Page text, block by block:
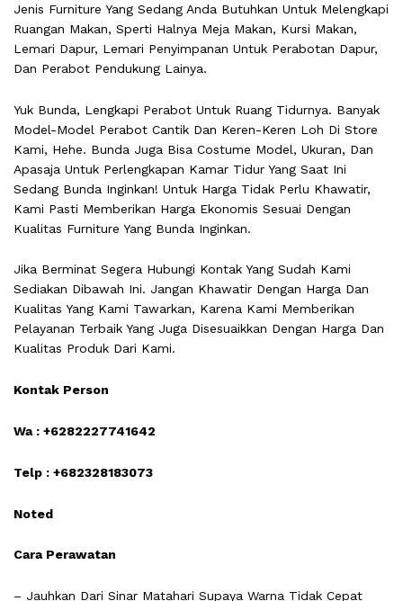
Jenis Furniture Yang Sedang Anda Butuhkan Untuk Melengkapi
Ruangan Makan, Sperti Halnya Meja Makan, Kursi Makan,
Lemari Dapur, Lemari Penyimpanan Untuk Perabotan Dapur,
Dan Perabot Pendukung Lainya.
Yuk Bunda, Lengkapi Perabot Untuk Ruang Tidurnya. Banyak
Model-Model Perabot Cantik Dan Keren-Keren Loh Di Store
Kami, Hehe. Bunda Juga Bisa Costume Model, Ukuran, Dan
Apasaja Untuk Perlengkapan Kamar Tidur Yang Saat Ini
Sedang Bunda Inginkan! Untuk Harga Tidak Perlu Khawatir,
Kami Pasti Memberikan Harga Ekonomis Sesuai Dengan
Kualitas Furniture Yang Bunda Inginkan.
Jika Berminat Segera Hubungi Kontak Yang Sudah Kami
Sediakan Dibawah Ini. Jangan Khawatir Dengan Harga Dan
Kualitas Yang Kami Tawarkan, Karena Kami Memberikan
Pelayanan Terbaik Yang Juga Disesuaikkan Dengan Harga Dan
Kualitas Produk Dari Kami.
Kontak Person
Wa : +6282227741642
Telp : +682328183073
Noted
Cara Perawatan
– Jauhkan Dari Sinar Matahari Supaya Warna Tidak Cepat